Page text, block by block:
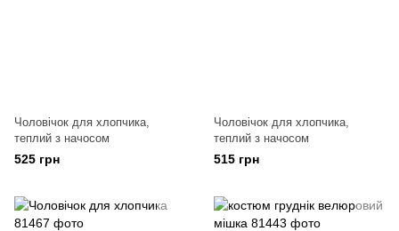
Чоловічок для хлопчика,
теплий з начосом
525 грн
Чоловічок для хлопчика,
теплий з начосом
515 грн